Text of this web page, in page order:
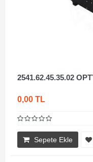
2541.62.45.35.02
0,00 TL
Sepete Ekle